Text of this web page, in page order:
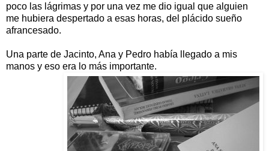
poco las lágrimas y por una vez me dio igual que alguien
me hubiera despertado a esas horas, del plácido sueño
afrancesado.
Una parte de Jacinto, Ana y Pedro había llegado a mis
manos y eso era lo más importante.